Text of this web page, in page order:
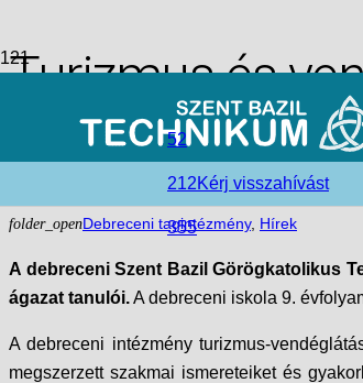
52
212
355
Kérj visszahívást
Turizmus és
vizsga a Szent
folder_openDebreceni tagintézmény, Hírek
A debreceni Szent Bazil Görögkatolikus
ágazat tanulói.A debreceni iskola 9.
A debreceni intézmény turizmus-
megszerzett szakmai ismereteiket és